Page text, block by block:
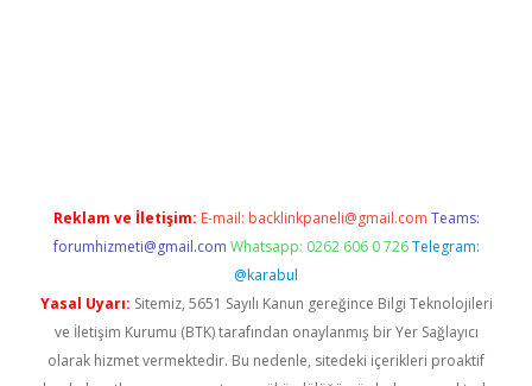
Reklam ve İletişim: E-mail: backlinkpaneli@gmail.com Teams:
forumhizmeti@gmail.com Whatsapp: 0262 606 0 726 Telegram:
@karabul
Yasal Uyarı: Sitemiz, 5651 Sayılı Kanun gereğince Bilgi Teknolojileri
ve İletişim Kurumu (BTK) tarafından onaylanmış bir Yer Sağlayıcı
olarak hizmet vermektedir. Bu nedenle, sitedeki içerikleri proaktif